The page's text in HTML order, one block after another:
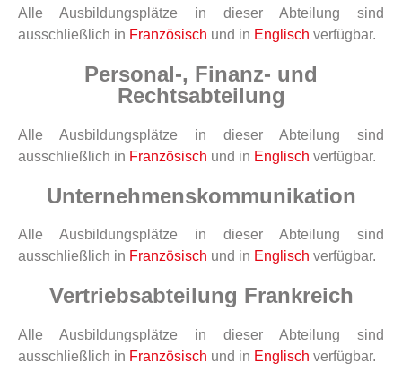
Alle Ausbildungsplätze in dieser Abteilung sind
ausschließlich in Französisch und in Englisch verfügbar.
Personal-, Finanz- und
Rechtsabteilung
Alle Ausbildungsplätze in dieser Abteilung sind
ausschließlich in Französisch und in Englisch verfügbar.
Unternehmenskommunikation
Alle Ausbildungsplätze in dieser Abteilung sind
ausschließlich in Französisch und in Englisch verfügbar.
Vertriebsabteilung Frankreich
Alle Ausbildungsplätze in dieser Abteilung sind
ausschließlich in Französisch und in Englisch verfügbar.